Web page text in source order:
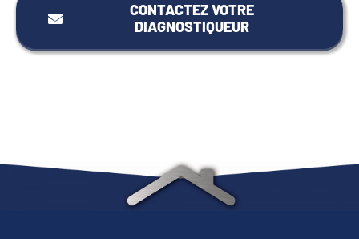
CONTACTEZ VOTRE
DIAGNOSTIQUEUR